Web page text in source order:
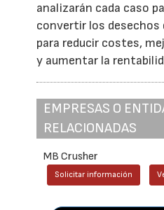
analizarán cada caso
convertir los desechos
para reducir costes,
y aumentar la
EMPRESAS O
RELACIONADAS
MB Crusher
Solicitar información